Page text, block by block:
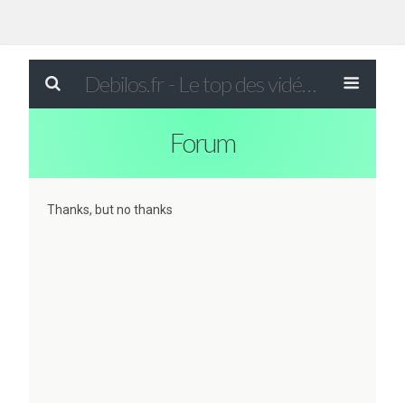
Debilos.fr - Le top des vidéos drôles du WEB !
Forum
Thanks, but no thanks